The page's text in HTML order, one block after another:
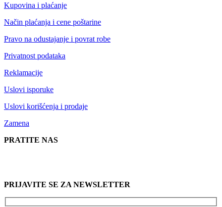
Kupovina i plaćanje
Način plaćanja i cene poštarine
Pravo na odustajanje i povrat robe
Privatnost podataka
Reklamacije
Uslovi isporuke
Uslovi korišćenja i prodaje
Zamena
PRATITE NAS
PRIJAVITE SE ZA NEWSLETTER